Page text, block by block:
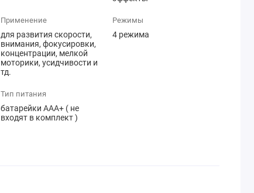
Применение
для развития скорости,
внимания, фокусировки,
концентрации, мелкой
моторики, усидчивости и
тд.
Режимы
4 режима
Тип питания
батарейки ААА+ ( не
входят в комплект )